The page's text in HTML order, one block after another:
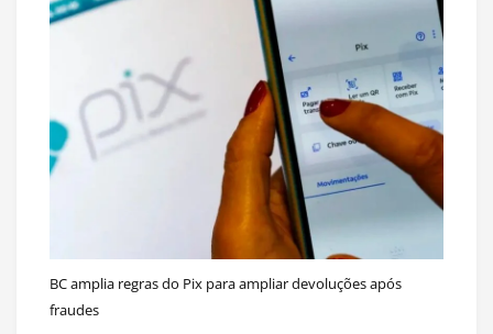
BC amplia regras do Pix para ampliar devoluções após
fraudes